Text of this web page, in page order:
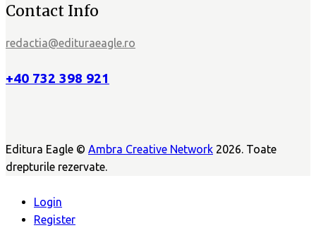
Contact Info
redactia@edituraeagle.ro
+40 732 398 921
Editura Eagle © Ambra Creative Network 2026. Toate
drepturile rezervate.
Login
Register